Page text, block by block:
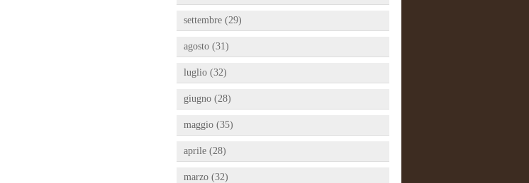
settembre (29)
agosto (31)
luglio (32)
giugno (28)
maggio (35)
aprile (28)
marzo (32)